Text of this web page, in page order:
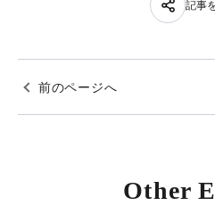
記事
前のページへ
Other